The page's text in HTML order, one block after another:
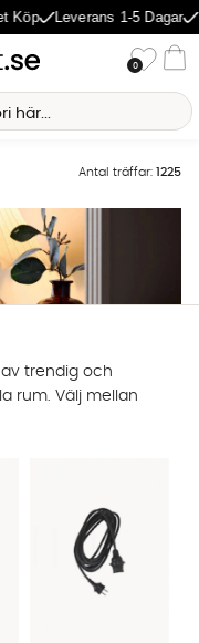
Leverans 1-5 Dagar
0
Antal träffar: 1225
trendig och
rum. Välj mellan
eller